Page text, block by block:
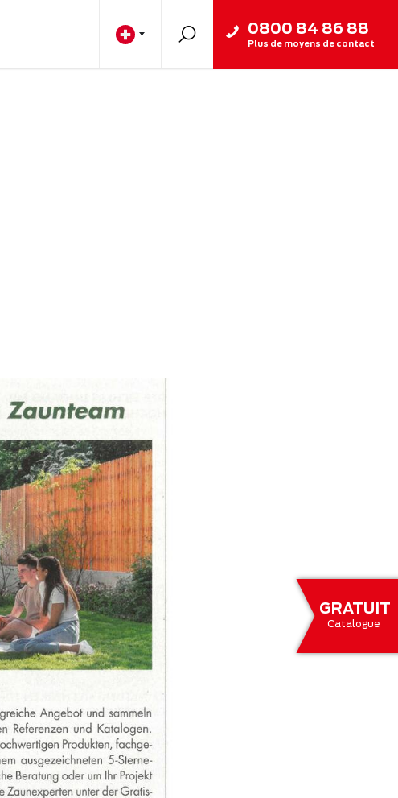
GRATUIT
Catalogue
0800 84 86 88
Plus de moyens de contact